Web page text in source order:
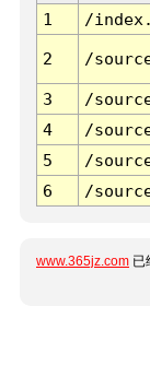
1
/
2 /
3 /
4
/
5
/
6
/
www.365jz.com 已